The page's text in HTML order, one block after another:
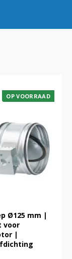
OP VOORRAAD
Ø125 mm |
voor
|